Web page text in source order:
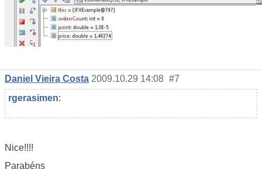
Daniel Vieira Costa 2009.10.29 14:08 #7
rgerasimen:
Nice!!!!
Parabéns